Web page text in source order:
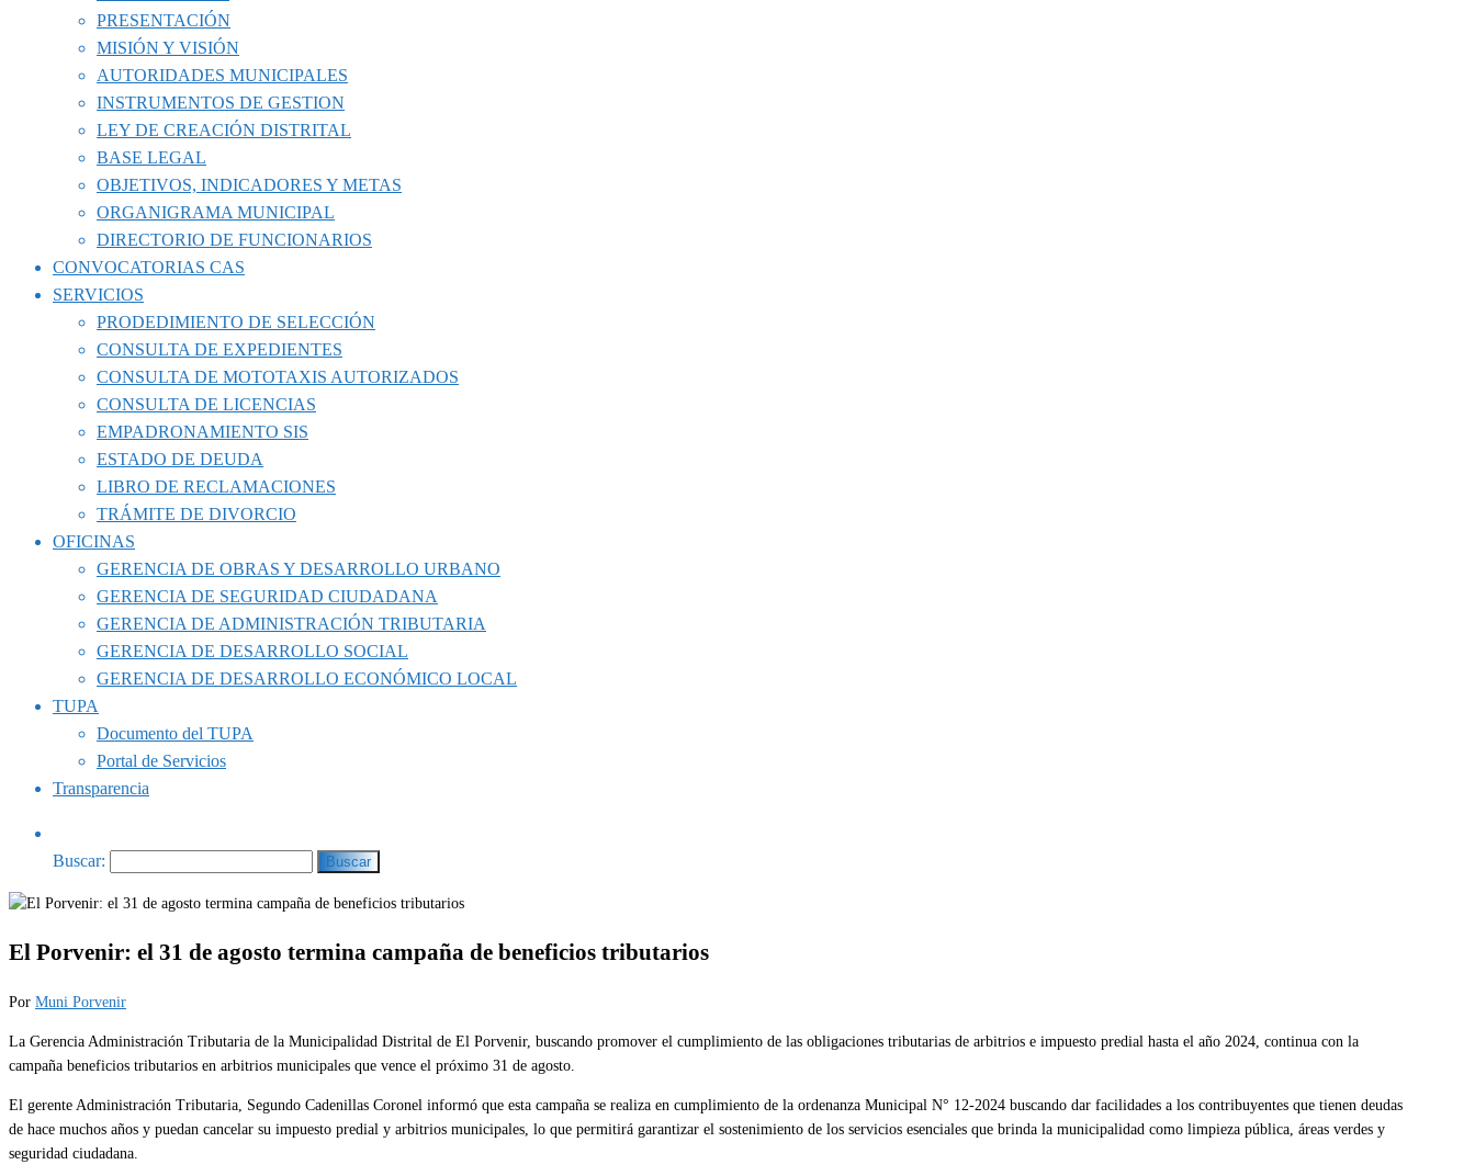
PRESENTACIÓN
MISIÓN Y VISIÓN
AUTORIDADES MUNICIPALES
INSTRUMENTOS DE GESTION
LEY DE CREACIÓN DISTRITAL
BASE LEGAL
OBJETIVOS, INDICADORES Y METAS
ORGANIGRAMA MUNICIPAL
DIRECTORIO DE FUNCIONARIOS
CONVOCATORIAS CAS
SERVICIOS
PRODEDIMIENTO DE SELECCIÓN
CONSULTA DE EXPEDIENTES
CONSULTA DE MOTOTAXIS AUTORIZADOS
CONSULTA DE LICENCIAS
EMPADRONAMIENTO SIS
ESTADO DE DEUDA
LIBRO DE RECLAMACIONES
TRÁMITE DE DIVORCIO
OFICINAS
GERENCIA DE OBRAS Y DESARROLLO URBANO
GERENCIA DE SEGURIDAD CIUDADANA
GERENCIA DE ADMINISTRACIÓN TRIBUTARIA
GERENCIA DE DESARROLLO SOCIAL
GERENCIA DE DESARROLLO ECONÓMICO LOCAL
TUPA
Documento del TUPA
Portal de Servicios
Transparencia
Buscar:
El Porvenir: el 31 de agosto termina campaña de beneficios tributarios
Por Muni Porvenir
La Gerencia Administración Tributaria de la Municipalidad Distrital de El Porvenir, buscando promover el cumplimiento de las obligaciones tributarias de arbitrios e impuesto predial hasta el año 2024, continua con la
campaña beneficios tributarios en arbitrios municipales que vence el próximo 31 de agosto.
El gerente Administración Tributaria, Segundo Cadenillas Coronel informó que esta campaña se realiza en cumplimiento de la ordenanza Municipal N° 12-2024 buscando dar facilidades a los contribuyentes que tienen deudas
de hace muchos años y puedan cancelar su impuesto predial y arbitrios municipales, lo que permitirá garantizar el sostenimiento de los servicios esenciales que brinda la municipalidad como limpieza pública, áreas verdes y
seguridad ciudadana.